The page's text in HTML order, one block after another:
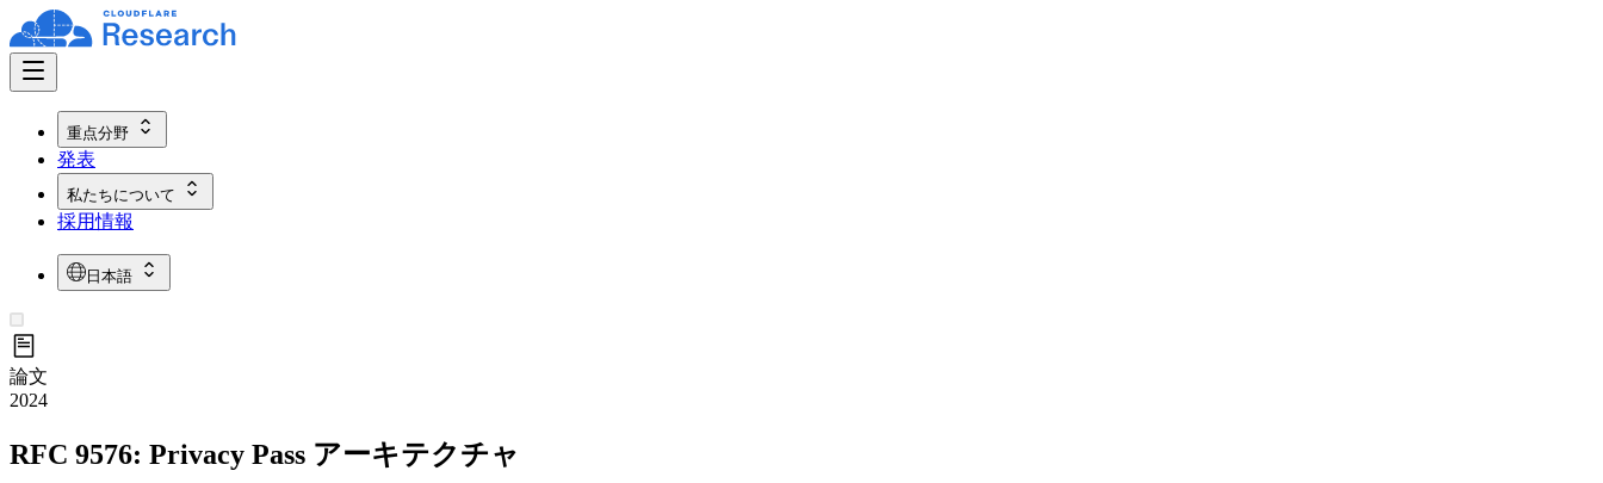
重点分野
発表
私たちについて
採用情報
日本語
論文
2024
RFC 9576: Privacy Pass アーキテクチャ